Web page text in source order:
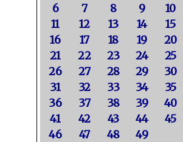
6
7 8 9
10
11
12 13 14
15
16
17 18 19
20
21
22 23 24
25
26
27 28 29
30
31
32 33 34
35
36
37 38 39
40
41
42 43 44
45
46
47 48 49